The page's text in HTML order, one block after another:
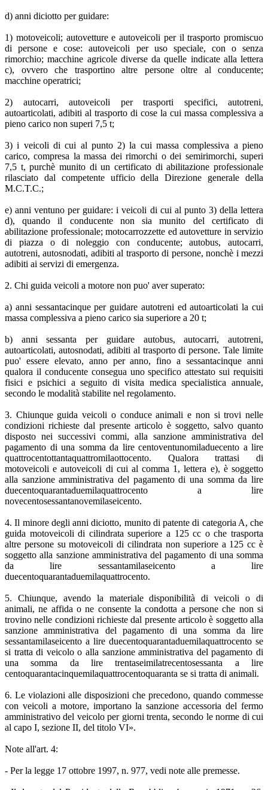
d) anni diciotto per guidare:
1) motoveicoli; autovetture e autoveicoli per il trasporto promiscuo
di persone e cose: autoveicoli per uso speciale, con o senza
rimorchio; macchine agricole diverse da quelle indicate alla lettera
c), ovvero che trasportino altre persone oltre al conducente;
macchine operatrici;
2) autocarri, autoveicoli per trasporti specifici, autotreni,
autoarticolati, adibiti al trasporto di cose la cui massa complessiva a
pieno carico non superi 7,5 t;
3) i veicoli di cui al punto 2) la cui massa complessiva a pieno
carico, compresa la massa dei rimorchi o dei semirimorchi, superi
7,5 t, purchè munito di un certificato di abilitazione professionale
rilasciato dal competente ufficio della Direzione generale della
M.C.T.C.;
e) anni ventuno per guidare: i veicoli di cui al punto 3) della lettera
d), quando il conducente non sia munito del certificato di
abilitazione professionale; motocarrozzette ed autovetture in servizio
di piazza o di noleggio con conducente; autobus, autocarri,
autotreni, autosnodati, adibiti al trasporto di persone, nonchè i mezzi
adibiti ai servizi di emergenza.
2. Chi guida veicoli a motore non puo' aver superato:
a) anni sessantacinque per guidare autotreni ed autoarticolati la cui
massa complessiva a pieno carico sia superiore a 20 t;
b) anni sessanta per guidare autobus, autocarri, autotreni,
autoarticolati, autosnodati, adibiti al trasporto di persone. Tale limite
puo' essere elevato, anno per anno, fino a sessantacinque anni
qualora il conducente consegua uno specifico attestato sui requisiti
fisici e psichici a seguito di visita medica specialistica annuale,
secondo le modalità stabilite nel regolamento.
3. Chiunque guida veicoli o conduce animali e non si trovi nelle
condizioni richieste dal presente articolo è soggetto, salvo quanto
disposto nei successivi commi, alla sanzione amministrativa del
pagamento di una somma da lire centoventunomiladuecento a lire
quattrocentottantaquattromilaottocento. Qualora trattasi di
motoveicoli e autoveicoli di cui al comma 1, lettera e), è soggetto
alla sanzione amministrativa del pagamento di una somma da lire
duecentoquarantaduemilaquattrocento a lire
novecentosessantanovemilaseicento.
4. Il minore degli anni diciotto, munito di patente di categoria A, che
guida motoveicoli di cilindrata superiore a 125 cc o che trasporta
altre persone su motoveicoli di cilindrata non superiore a 125 cc è
soggetto alla sanzione amministrativa del pagamento di una somma
da lire sessantamilaseicento a lire
duecentoquarantaduemilaquattrocento.
5. Chiunque, avendo la materiale disponibilità di veicoli o di
animali, ne affida o ne consente la condotta a persone che non si
trovino nelle condizioni richieste dal presente articolo è soggetto alla
sanzione amministrativa del pagamento di una somma da lire
sessantamilaseicento a lire duecentoquarantaduemilaquattrocento se
si tratta di veicolo o alla sanzione amministrativa del pagamento di
una somma da lire trentaseimilatrecentosessanta a lire
centoquarantacinquemilaquattrocentoquaranta se si tratta di animali.
6. Le violazioni alle disposizioni che precedono, quando commesse
con veicoli a motore, importano la sanzione accessoria del fermo
amministrativo del veicolo per giorni trenta, secondo le norme di cui
al capo I, sezione II, del titolo VI».
Note all'art. 4:
- Per la legge 17 ottobre 1997, n. 977, vedi note alle premesse.